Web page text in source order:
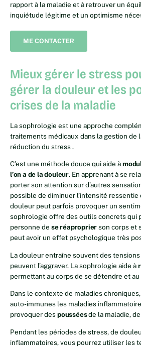
rapport à la maladie et à retrouver un
inquiétude légitime et un optimisme
ME CONTACTER
Mieux gérer le stress
gérer la douleur et les
crises de la maladie
La sophrologie est une approche
traitements médicaux dans la gestion de
réduction du stress .
C’est une méthode douce qui aide à
l’on a de la douleur. En apprenant à se
porter son attention sur d’autres
possible de diminuer l’intensité ressentie
douleur peut parfois provoquer un
sophrologie offre des outils concrets qui
personne de se réaproprierson corps et
peut avoir un effet psychologique très
La douleur entraîne souvent des
peuvent l’aggraver. La sophrologie aide à
permettant au corps de se détendre et
Dans le contexte de maladies
auto-immunes les maladies
provoquer despousséesde la maladie,
Pendant les périodes de stress, de
inflammatoires, vous pourrez utiliser les